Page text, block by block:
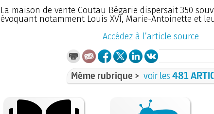
La maison de vente Coutau Bégarie dispersait 350
évoquant notamment Louis XVI, Marie-Antoinette et
Accédez à l’article source
Même rubrique > voir les481